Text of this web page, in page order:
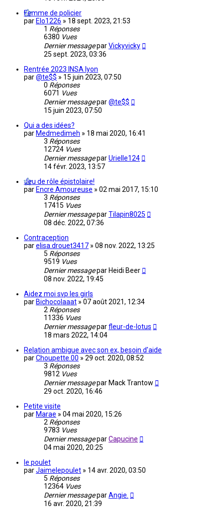
Femme de policier
par Elo1226 » 18 sept. 2023, 21:53
1 Réponses
6380 Vues
Dernier messageparVickyvicky
25 sept. 2023, 03:36
Rentrée 2023 INSA lyon
par@te$$ » 15 juin 2023, 07:50
0 Réponses
6071 Vues
Dernier messagepar@te$$
15 juin 2023, 07:50
Qui a des idées?
par Medmedimeh » 18 mai 2020, 16:41
3 Réponses
12724 Vues
Dernier messageparUrielle124
14 févr. 2023, 13:57
Jeu de rôle épistolaire!
par Encre Amoureuse » 02 mai 2017, 15:10
3 Réponses
17415 Vues
Dernier messageparTilapin8025
08 déc. 2022, 07:36
Contraception
parelisa.drouet3417 » 08 nov. 2022, 13:25
5 Réponses
9519 Vues
Dernier messagepar Heidi Beer
08 nov. 2022, 19:45
Aidez moi svp les girls
par Bichocolaaat » 07 août 2021, 12:34
2 Réponses
11336 Vues
Dernier messageparfleur-de-lotus
18 mars 2022, 14:04
Relation ambigue avec son ex, besoin d'aide
parChoupette.00 » 29 oct. 2020, 08:52
3 Réponses
9812 Vues
Dernier messagepar Mack Trantow
29 oct. 2020, 16:46
Petite visite
par Marae » 04 mai 2020, 15:26
2 Réponses
9783 Vues
Dernier messageparCapucine
04 mai 2020, 20:25
le poulet
parJaimelepoulet » 14 avr. 2020, 03:50
5 Réponses
12364 Vues
Dernier messageparAngie.
16 avr. 2020, 21:39